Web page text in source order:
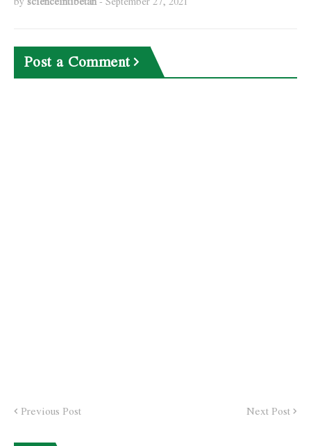
Post a Comment
Previous Post Next Post